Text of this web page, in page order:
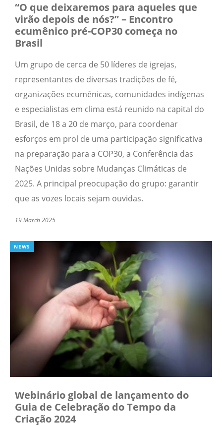
“O que deixaremos para aqueles que
virão depois de nós?” – Encontro
ecumênico pré-COP30 começa no
Brasil
Um grupo de cerca de 50 líderes de igrejas,
representantes de diversas tradições de fé,
organizações ecumênicas, comunidades indígenas
e especialistas em clima está reunido na capital do
Brasil, de 18 a 20 de março, para coordenar
esforços em prol de uma participação significativa
na preparação para a COP30, a Conferência das
Nações Unidas sobre Mudanças Climáticas de
2025. A principal preocupação do grupo: garantir
que as vozes locais sejam ouvidas.
19 March 2025
NEWS
Webinário global de lançamento do
Guia de Celebração do Tempo da
Criação 2024